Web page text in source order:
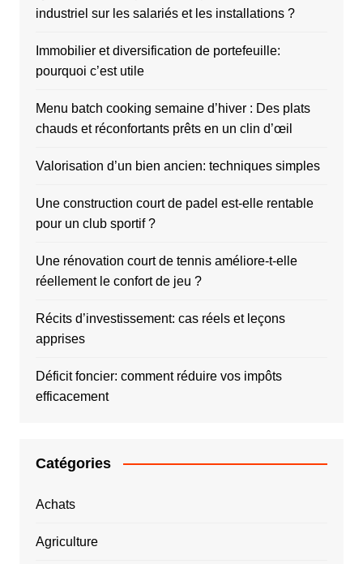
industriel sur les salariés et les installations ?
Immobilier et diversification de portefeuille:
pourquoi c’est utile
Menu batch cooking semaine d’hiver : Des plats
chauds et réconfortants prêts en un clin d’œil
Valorisation d’un bien ancien: techniques simples
Une construction court de padel est-elle rentable
pour un club sportif ?
Une rénovation court de tennis améliore-t-elle
réellement le confort de jeu ?
Récits d’investissement: cas réels et leçons
apprises
Déficit foncier: comment réduire vos impôts
efficacement
Catégories
Achats
Agriculture